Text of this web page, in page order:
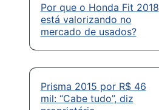
Por que o Honda Fit 2018
está valorizando no
mercado de usados?
Prisma 2015 por R$ 46
mil: “Cabe tudo”, diz